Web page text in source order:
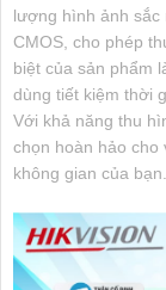
lượng hình ảnh sắc
CMOS, cho phép
biệt của sản phẩm
dùng tiết kiệm thời
Với khả năng thu
chọn hoàn hảo
không gian của bạn.